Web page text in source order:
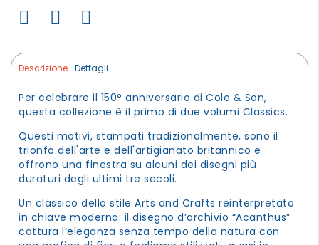
Descrizione Dettagli
Per celebrare il 150° anniversario di Cole & Son,
questa collezione è il primo di due volumi Classics.
Questi motivi, stampati tradizionalmente, sono il
trionfo dell'arte e dell'artigianato britannico e
offrono una finestra su alcuni dei disegni più
duraturi degli ultimi tre secoli.
Un classico dello stile Arts and Crafts reinterpretato
in chiave moderna: il disegno d’archivio “Acanthus”
cattura l’eleganza senza tempo della natura con